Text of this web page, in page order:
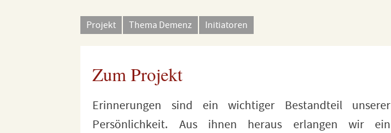
Projekt Thema Demenz Initiatoren
Zum Projekt
Erinnerungen sind ein wichtiger Bestandteil unserer
Persönlichkeit. Aus ihnen heraus erlangen wir ein
– die Krankheit des Vergessens – bei vielen Menschen auch
Ängste aus. Um diesen Ängsten zu begegnen und den